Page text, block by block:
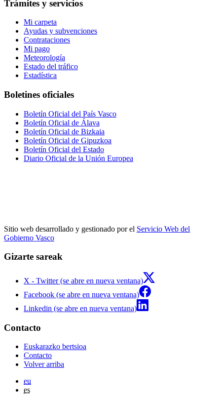
Trámites y servicios
Mi carpeta
Ayudas y subvenciones
Contrataciones
Mi pago
Meteorología
Estado del tráfico
Estadística
Boletines oficiales
Boletín Oficial del País Vasco
Boletín Oficial de Álava
Boletín Oficial de Bizkaia
Boletín Oficial de Gipuzkoa
Boletín Oficial del Estado
Diario Oficial de la Unión Europea
Sitio web desarrollado y gestionado por el Servicio Web del
Gobierno Vasco
Gizarte sareak
X - Twitter (se abre en nueva ventana)
Facebook (se abre en nueva ventana)
Linkedin (se abre en nueva ventana)
Contacto
Euskarazko bertsioa
Contacto
Volver arriba
eu
es